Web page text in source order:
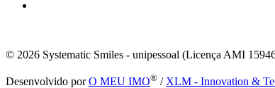
© 2026 Systematic Smiles - unipessoal (Licença AMI
Desenvolvido porO MEU IMO® / XLM - Innovation &